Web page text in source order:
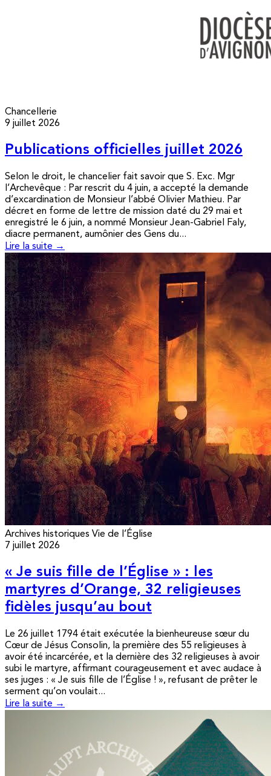
Chancellerie
9 juillet 2026
Publications officielles juillet 2026
Selon le droit, le chancelier fait savoir que S. Exc. Mgr
l’Archevêque : Par rescrit du 4 juin, a accepté la demande
d’excardination de Monsieur l’abbé Olivier Mathieu. Par
décret en forme de lettre de mission daté du 29 mai et
enregistré le 6 juin, a nommé Monsieur Jean-Gabriel Faly,
diacre permanent, aumônier des Gens du...
Lire la suite →
Archives historiques Vie de l’Église
7 juillet 2026
« Je suis fille de l’Église » : les
martyres d’Orange, 32 religieuses
fidèles jusqu’au bout
Le 26 juillet 1794 était exécutée la bienheureuse sœur du
Cœur de Jésus Consolin, la première des 55 religieuses à
avoir été incarcérée, et la dernière des 32 religieuses à avoir
subi le martyre, affirmant courageusement et avec audace à
ses juges : « Je suis fille de l’Église ! », refusant de prêter le
serment qu’on voulait...
Lire la suite →